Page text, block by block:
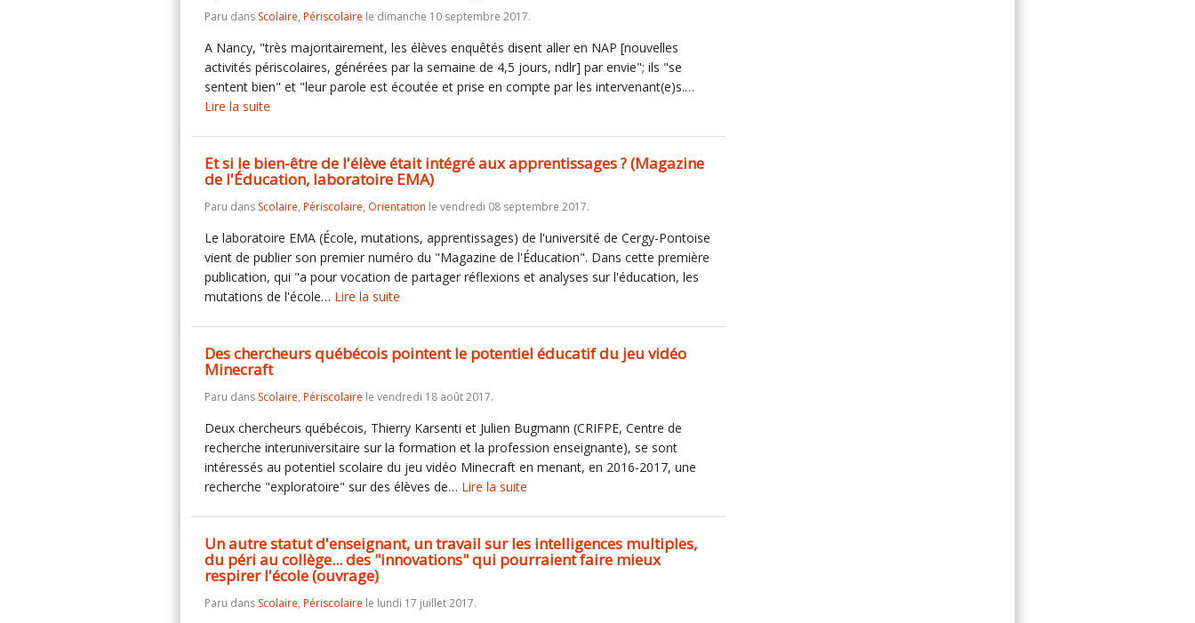
Paru dans Scolaire, Périscolaire le dimanche 10 septembre 2017.
A Nancy, "très majoritairement, les élèves enquêtés disent aller en NAP [nouvelles
activités périscolaires, générées par la semaine de 4,5 jours, ndlr] par envie"; ils "se
sentent bien" et "leur parole est écoutée et prise en compte par les intervenant(e)s.…
Lire la suite
Et si le bien-être de l'élève était intégré aux apprentissages ? (Magazine
de l'Éducation, laboratoire EMA)
Paru dans Scolaire, Périscolaire, Orientation le vendredi 08 septembre 2017.
Le laboratoire EMA (École, mutations, apprentissages) de l'université de Cergy-Pontoise
vient de publier son premier numéro du "Magazine de l'Éducation". Dans cette première
publication, qui "a pour vocation de partager réflexions et analyses sur l'éducation, les
mutations de l'école… Lire la suite
Des chercheurs québécois pointent le potentiel éducatif du jeu vidéo
Minecraft
Paru dans Scolaire, Périscolaire le vendredi 18 août 2017.
Deux chercheurs québécois, Thierry Karsenti et Julien Bugmann (CRIFPE, Centre de
recherche interuniversitaire sur la formation et la profession enseignante), se sont
intéressés au potentiel scolaire du jeu vidéo Minecraft en menant, en 2016-2017, une
recherche "exploratoire" sur des élèves de… Lire la suite
Un autre statut d'enseignant, un travail sur les intelligences multiples,
du péri au collège... des "innovations" qui pourraient faire mieux
respirer l'école (ouvrage)
Paru dans Scolaire, Périscolaire le lundi 17 juillet 2017.